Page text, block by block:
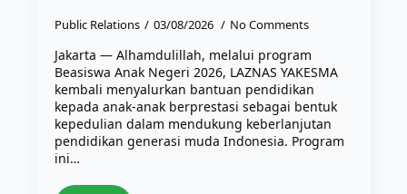
Public Relations 03/08/2026 No Comments
Jakarta — Alhamdulillah, melalui program
Beasiswa Anak Negeri 2026, LAZNAS YAKESMA
kembali menyalurkan bantuan pendidikan
kepada anak-anak berprestasi sebagai bentuk
kepedulian dalam mendukung keberlanjutan
pendidikan generasi muda Indonesia. Program
ini…